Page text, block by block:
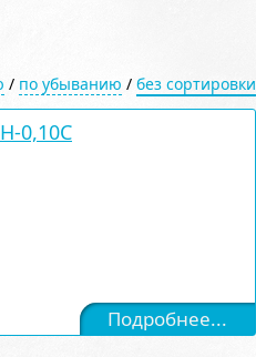
/ по убыванию / без сортировки
0,10С
Подробнее...